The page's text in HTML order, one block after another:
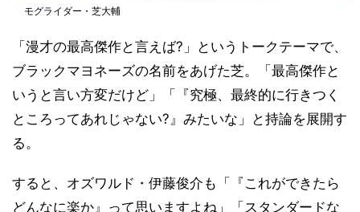
モグライダー・芝大輔
「漫才の最高傑作と言えば?」というトークテーマで、
ブラックマヨネーズの名前をあげた芝。「最高傑作と
いうと言い方変だけど」「『究極、最終的に行きつく
ところってあれじゃない?』みたいな」と持論を展開す
る。
すると、オズワルド・伊藤俊介も「『これができたら
どんなに楽か』って思いますよね」「スタンダードな